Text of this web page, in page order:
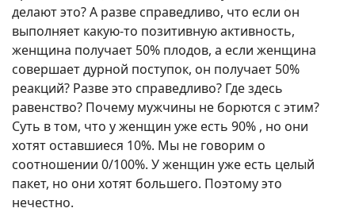
делают это? А разве справедливо, что если он
выполняет какую-то позитивную активность,
женщина получает 50% плодов, а если женщина
совершает дурной поступок, он получает 50%
реакций? Разве это справедливо? Где здесь
равенство? Почему мужчины не борются с этим?
Суть в том, что у женщин уже есть 90% , но они
хотят оставшиеся 10%. Мы не говорим о
соотношении 0/100%. У женщин уже есть целый
пакет, но они хотят большего. Поэтому это
нечестно.